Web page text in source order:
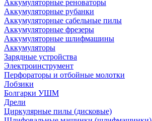
Аккумуляторные реноваторы
Аккумуляторные рубанки
Аккумуляторные сабельные пилы
Аккумуляторные фрезеры
Аккумуляторные шлифмашины
Аккумуляторы
Зарядные устройства
Электроинструмент
Перфораторы и отбойные молотки
Лобзики
Болгарки УШМ
Дрели
Циркулярные пилы (дисковые)